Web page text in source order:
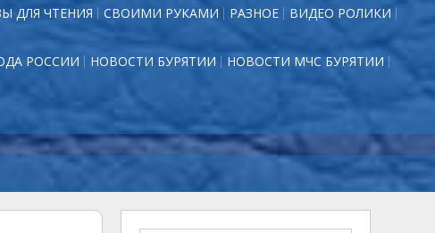
ДЛЯ ЧТЕНИЯ СВОИМИ РУКАМИ РАЗНОЕ ВИДЕО РОЛИКИ
РОССИИ НОВОСТИ БУРЯТИИ НОВОСТИ МЧС БУРЯТИИ